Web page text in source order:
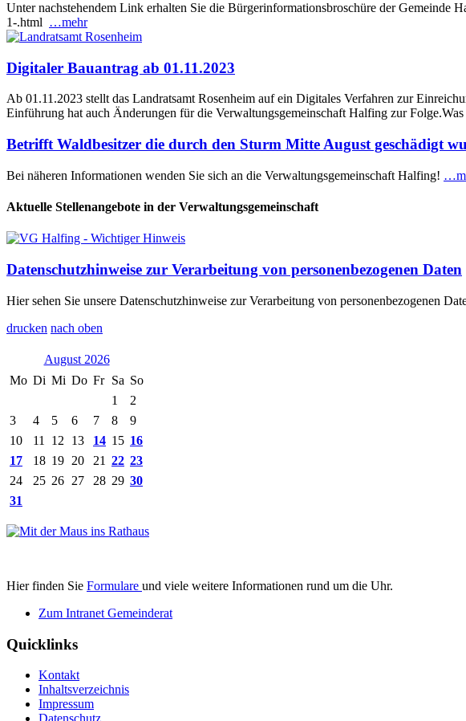
Unter nachstehendem Link erhalten Sie die Bürgerinformationsbroschüre der
1-.html …mehr
Digitaler Bauantrag ab 01.11.2023
Ab 01.11.2023 stellt das Landratsamt Rosenheim auf ein Digitales Verfahren zur
Einführung hat auch Änderungen für die Verwaltungsgemeinschaft Halfing zur Folge.Was
Betrifft Waldbesitzer die durch den Sturm Mitte August geschädigt
Bei näheren Informationen wenden Sie sich an die Verwaltungsgemeinschaft Halfing!
Aktuelle Stellenangebote in der Verwaltungsgemeinschaft
Datenschutzhinweise zur Verarbeitung von personenbezogenen Daten
Hier sehen Sie unsere Datenschutzhinweise zur Verarbeitung von personenbezogenen
drucken nach oben
August 2026
Mo Di Mi Do Fr Sa So
1
2
3
4 5 6 7 8
9
10
11 12 13 14 15 16
17
18 19 20 21 22 23
24
25 26 27 28 29 30
31
Hier finden Sie Formulare und viele weitere Informationen rund um die Uhr.
Zum Intranet Gemeinderat
Quicklinks
Kontakt
Inhaltsverzeichnis
Impressum